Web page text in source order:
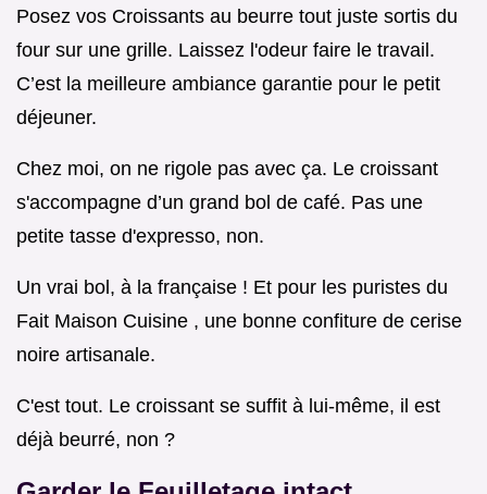
Posez vos Croissants au beurre tout juste sortis du
four sur une grille. Laissez l'odeur faire le travail.
C’est la meilleure ambiance garantie pour le petit
déjeuner.
Chez moi, on ne rigole pas avec ça. Le croissant
s'accompagne d’un grand bol de café. Pas une
petite tasse d'expresso, non.
Un vrai bol, à la française ! Et pour les puristes du
Fait Maison Cuisine , une bonne confiture de cerise
noire artisanale.
C'est tout. Le croissant se suffit à lui-même, il est
déjà beurré, non ?